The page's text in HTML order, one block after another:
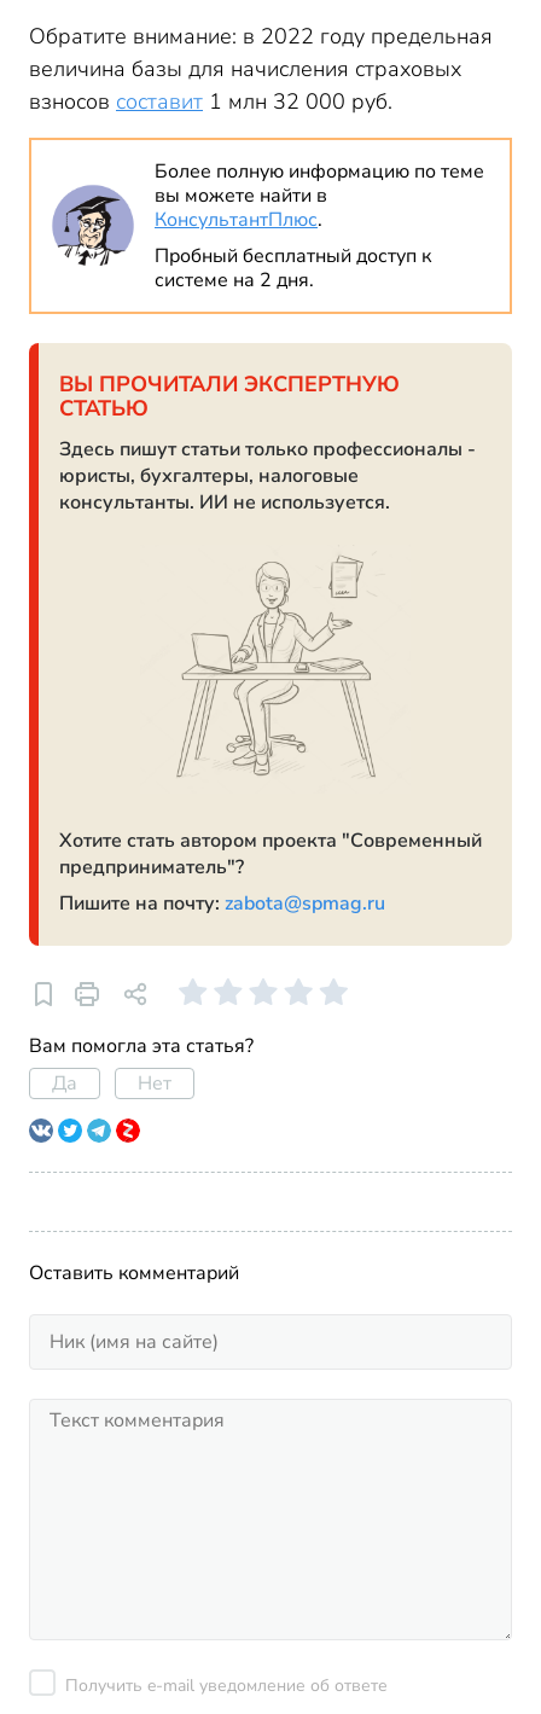
Обратите внимание: в 2022 году предельная
величина базы для начисления страховых
взносов составит 1 млн 32 000 руб.
Более полную информацию по теме
вы можете найти в
КонсультантПлюс.
Пробный бесплатный доступ к
системе на 2 дня.
ВЫ ПРОЧИТАЛИ ЭКСПЕРТНУЮ
СТАТЬЮ
Здесь пишут статьи только профессионалы -
юристы, бухгалтеры, налоговые
консультанты. ИИ не используется.
Хотите стать автором проекта "Современный
предприниматель"?
Пишите на почту: zabota@spmag.ru
Вам помогла эта статья?
Да
Нет
Оставить комментарий
Получить e-mail уведомление об ответе